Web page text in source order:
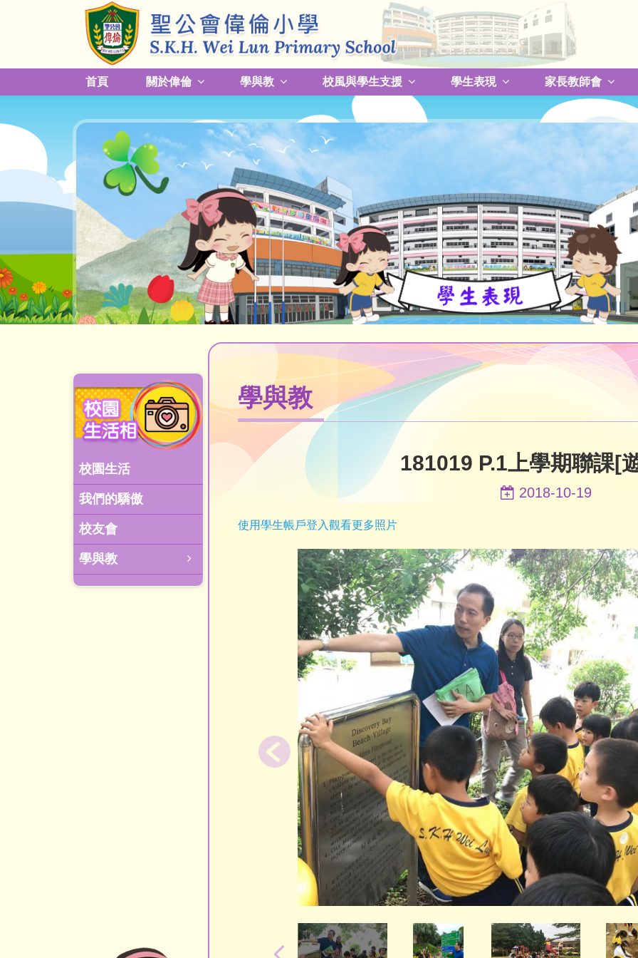
首頁 關於偉倫 學與教 校風與學生支援 學生表現 家長教師會
校園生活
我們的驕傲
校友會
學與教
學與教
181019 P.1上學期聯課[
2018-10-19
使用學生帳戶登入觀看更多照片